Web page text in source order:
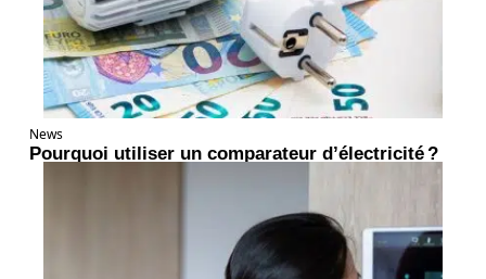
News
Pourquoi utiliser un comparateur d’électricité ?